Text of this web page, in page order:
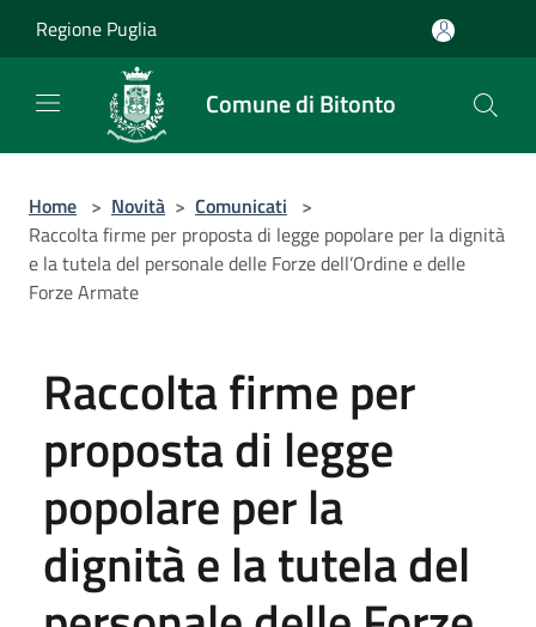
Regione Puglia
Comune di Bitonto
Home > Novità > Comunicati >
Raccolta firme per proposta di legge popolare per la dignità
e la tutela del personale delle Forze dell’Ordine e delle
Forze Armate
Raccolta firme per
proposta di legge
popolare per la
dignità e la tutela del